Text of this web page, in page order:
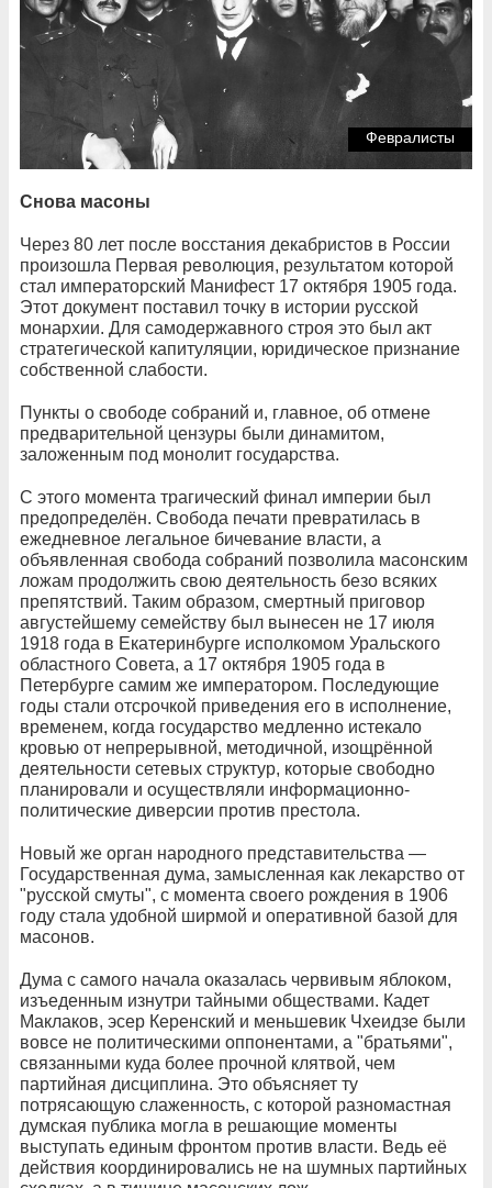
Февралисты
Снова масоны
Через 80 лет после восстания декабристов в России
произошла Первая революция, результатом которой
стал императорский Манифест 17 октября 1905 года.
Этот документ поставил точку в истории русской
монархии. Для самодержавного строя это был акт
стратегической капитуляции, юридическое признание
собственной слабости.
Пункты о свободе собраний и, главное, об отмене
предварительной цензуры были динамитом,
заложенным под монолит государства.
С этого момента трагический финал империи был
предопределён. Свобода печати превратилась в
ежедневное легальное бичевание власти, а
объявленная свобода собраний позволила масонским
ложам продолжить свою деятельность безо всяких
препятствий. Таким образом, смертный приговор
августейшему семейству был вынесен не 17 июля
1918 года в Екатеринбурге исполкомом Уральского
областного Совета, а 17 октября 1905 года в
Петербурге самим же императором. Последующие
годы стали отсрочкой приведения его в исполнение,
временем, когда государство медленно истекало
кровью от непрерывной, методичной, изощрённой
деятельности сетевых структур, которые свободно
планировали и осуществляли информационно-
политические диверсии против престола.
Новый же орган народного представительства —
Государственная дума, замысленная как лекарство от
"русской смуты", с момента своего рождения в 1906
году стала удобной ширмой и оперативной базой для
масонов.
Дума с самого начала оказалась червивым яблоком,
изъеденным изнутри тайными обществами. Кадет
Маклаков, эсер Керенский и меньшевик Чхеидзе были
вовсе не политическими оппонентами, а "братьями",
связанными куда более прочной клятвой, чем
партийная дисциплина. Это объясняет ту
потрясающую слаженность, с которой разномастная
думская публика могла в решающие моменты
выступать единым фронтом против власти. Ведь её
действия координировались не на шумных партийных